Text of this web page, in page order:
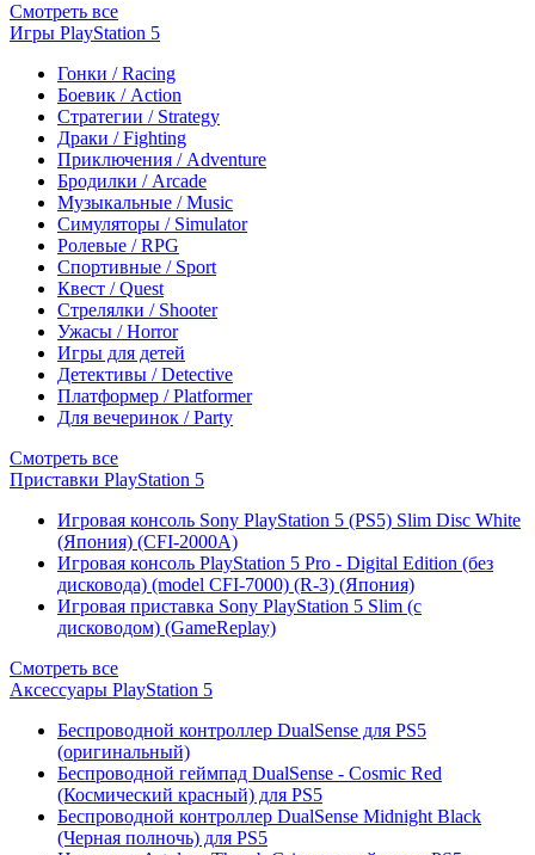
Смотреть все
Игры PlayStation 5
Гонки / Racing
Боевик / Action
Стратегии / Strategy
Драки / Fighting
Приключения / Adventure
Бродилки / Arcade
Музыкальные / Music
Симуляторы / Simulator
Ролевые / RPG
Спортивные / Sport
Квест / Quest
Стрелялки / Shooter
Ужасы / Horror
Игры для детей
Детективы / Detective
Платформер / Platformer
Для вечеринок / Party
Смотреть все
Приставки PlayStation 5
Игровая консоль Sony PlayStation 5 (PS5) Slim Disc White
(Япония) (CFI-2000A)
Игровая консоль PlayStation 5 Pro - Digital Edition (без
дисковода) (model CFI-7000) (R-3) (Япония)
Игровая приставка Sony PlayStation 5 Slim (с
дисководом) (GameReplay)
Смотреть все
Аксессуары PlayStation 5
Беспроводной контроллер DualSense для PS5
(оригинальный)
Беспроводной геймпад DualSense - Cosmic Red
(Космический красный) для PS5
Беспроводной контроллер DualSense Midnight Black
(Черная полночь) для PS5